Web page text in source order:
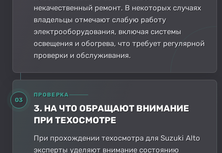
некачественный ремонт. В некоторых случаях
владельцы отмечают слабую работу
электрооборудования, включая системы
освещения и обогрева, что требует регулярной
проверки и обслуживания.
03
ПРОВЕРКА
3. НА ЧТО ОБРАЩАЮТ ВНИМАНИЕ
ПРИ ТЕХОСМОТРЕ
При прохождении техосмотра для Suzuki Alto
эксперты уделяют внимание состоянию